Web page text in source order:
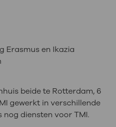
Erasmus en Ikazia
beide te Rotterdam, 6
gewerkt in verschillende
nog diensten voor TMI.